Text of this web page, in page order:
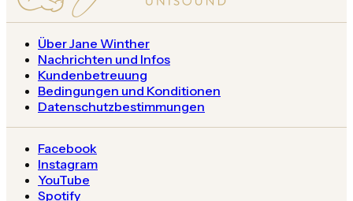
Über Jane Winther
Nachrichten und Infos
Kundenbetreuung
Bedingungen und Konditionen
Datenschutzbestimmungen
Facebook
Instagram
YouTube
Spotify